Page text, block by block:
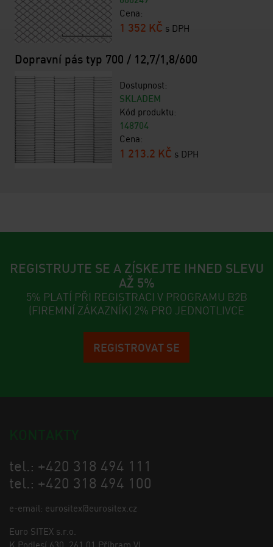
Cena:
1 352 KČ s DPH
Dopravní pás typ 700 / 12,7/1,8/600
Dostupnost:
SKLADEM
Kód produktu:
148704
Cena:
1 213.2 KČ s DPH
REGISTRUJTE SE A ZÍSKEJTE IHNED SLEVU
AŽ 5%
5% PLATÍ PŘI REGISTRACI V PROGRAMU B2B
(FIREMNÍ ZÁKAZNÍK) 2% PRO JEDNOTLIVCE
REGISTROVAT SE
tel.: +420 318 494 111
tel.: +420 318 494 100
e-email: eurositex@eurositex.cz
Euro SITEX s.r.o.